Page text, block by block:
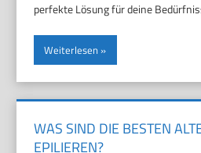
perfekte Lösung für deine
Weiterlesen
WAS SIND DIE BESTEN
EPILIEREN?